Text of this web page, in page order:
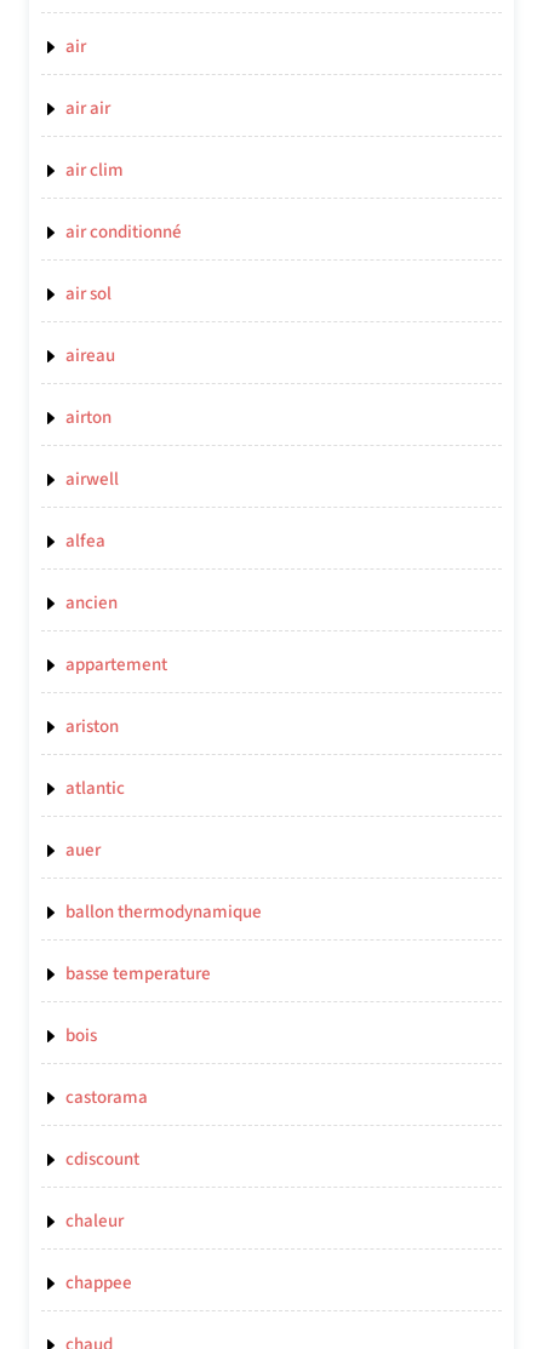
air
air air
air clim
air conditionné
air sol
aireau
airton
airwell
alfea
ancien
appartement
ariston
atlantic
auer
ballon thermodynamique
basse temperature
bois
castorama
cdiscount
chaleur
chappee